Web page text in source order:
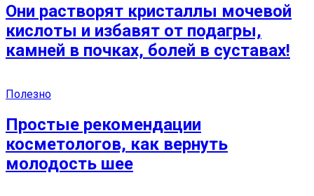
Они растворят кристаллы мочевой
кислоты и избавят от подагры,
камней в почках, болей в суставах!
Полезно
Простые рекомендации
косметологов, как вернуть
молодость шее